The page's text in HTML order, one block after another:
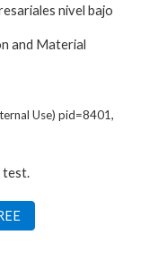
nivel bajo
and Material
Use) pid=8401,
test.